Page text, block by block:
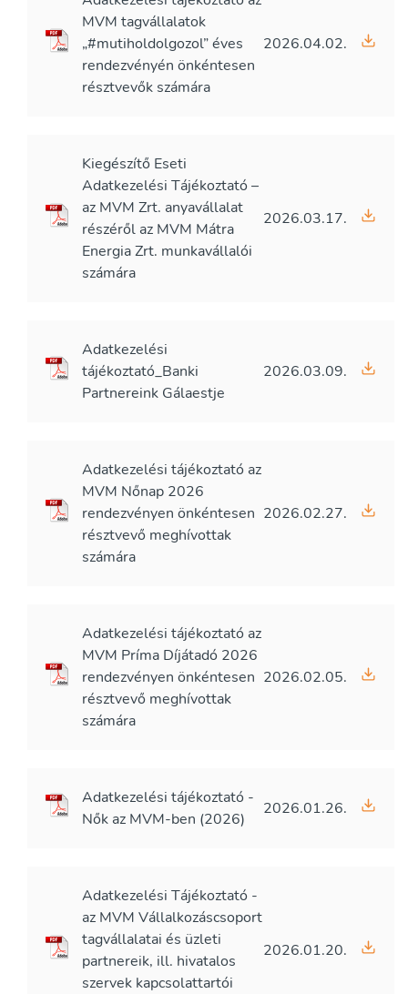
MVM tagvállalatok
„#mutiholdolgozol” éves
rendezvényén önkéntesen
résztvevők számára
2026.04.02.
Kiegészítő Eseti
Adatkezelési Tájékoztató –
az MVM Zrt. anyavállalat
részéről az MVM Mátra
Energia Zrt. munkavállalói
számára
2026.03.17.
Adatkezelési
tájékoztató_Banki
Partnereink Gálaestje
2026.03.09.
Adatkezelési tájékoztató az
MVM Nőnap 2026
rendezvényen önkéntesen
résztvevő meghívottak
számára
2026.02.27.
Adatkezelési tájékoztató az
MVM Príma Díjátadó 2026
rendezvényen önkéntesen
résztvevő meghívottak
számára
2026.02.05.
Adatkezelési tájékoztató -
Nők az MVM-ben (2026)
2026.01.26.
Adatkezelési Tájékoztató -
az MVM Vállalkozáscsoport
tagvállalatai és üzleti
partnereik, ill. hivatalos
szervek kapcsolattartói
2026.01.20.